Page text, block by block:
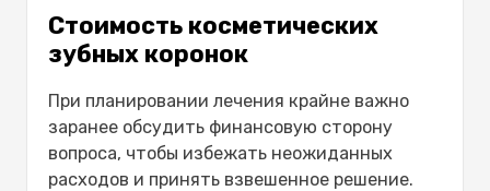
Стоимость косметических
зубных коронок
При планировании лечения крайне важно
заранее обсудить финансовую сторону
вопроса, чтобы избежать неожиданных
расходов и принять взвешенное решение.